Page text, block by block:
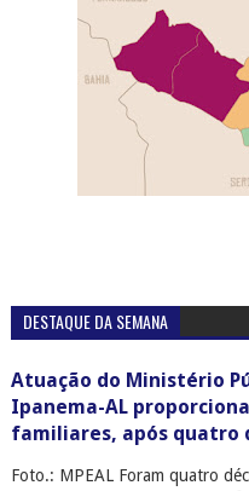
DESTAQUE DA SEMANA
Atuação do Ministério
Ipanema-AL
familiares, após quatro
Foto.: MPEAL Foram quatro